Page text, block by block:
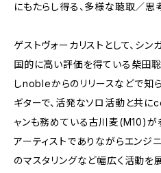
にもたらし得る、多様な聴取／思
ゲストヴォーカリストとして、シ
国的に高い評価を得ている柴田
しnobleからのリリースなどで知
ギターで、活発なソロ活動と共
ャンも務めている古川麦(M10)が
アーティストでありながらエンジ
のマスタリングなど幅広く活動を